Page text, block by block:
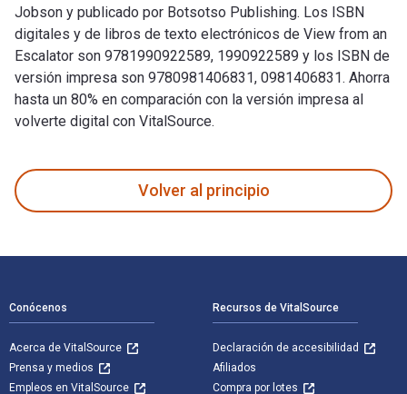
Jobson y publicado por Botsotso Publishing. Los ISBN
digitales y de libros de texto electrónicos de View from an
Escalator son 9781990922589, 1990922589 y los ISBN de
versión impresa son 9780981406831, 0981406831. Ahorra
hasta un 80% en comparación con la versión impresa al
volverte digital con VitalSource.
Volver al principio
Conócenos
Acerca de VitalSource
Prensa y medios
Empleos en VitalSource
Recursos de VitalSource
Declaración de accesibilidad
Afiliados
Compra por lotes